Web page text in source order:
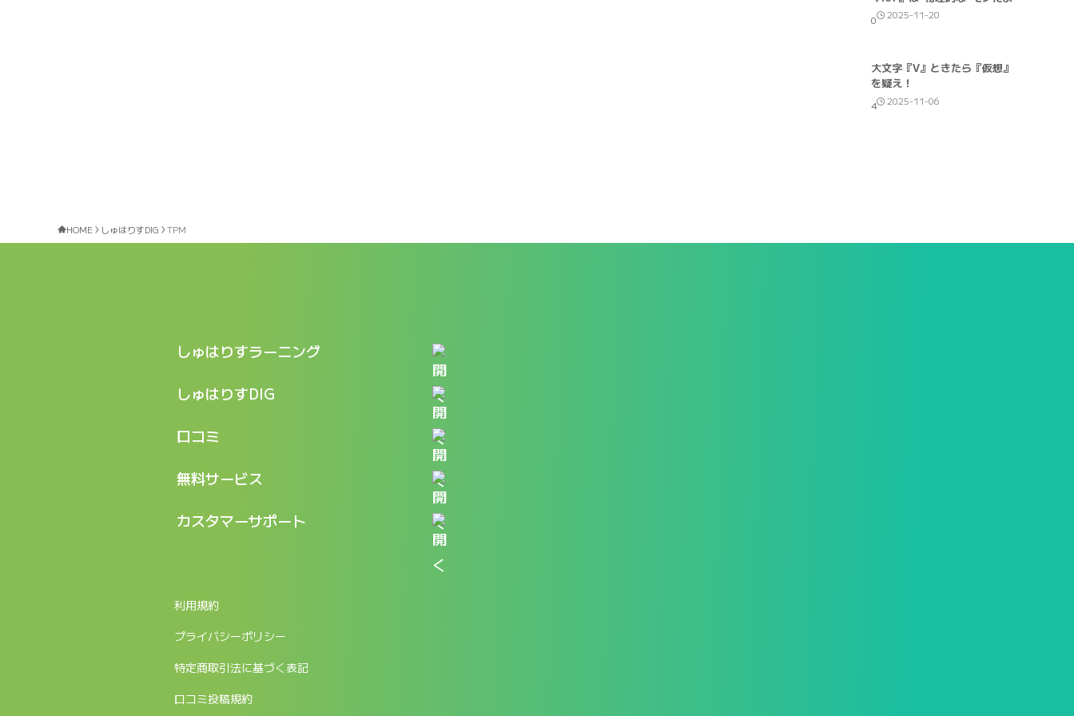
0 2025-11-20
大文字『V』ときたら『仮想』
を疑え！
4 2025-11-06
HOME しゅはりすDIG TPM
しゅはりすラーニング
特長
料金
新着情報
ログイン
しゅはりすDIG
記事一覧
口コミ
口コミ一覧
無料サービス
LINEで『Iパス ならし学習』
カスタマーサポート
返金申請フォーム
利用規約
プライバシーポリシー
特定商取引法に基づく表記
口コミ投稿規約